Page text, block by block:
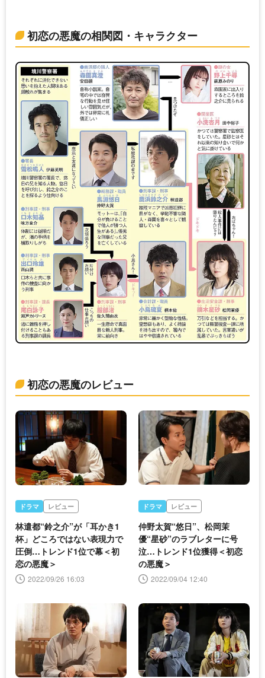
初恋の悪魔の相関図・キャラクター
初恋の悪魔のレビュー
ドラマ レビュー
林遣都“鈴之介”が「耳かき1
杯」どころではない表現力で
圧倒…トレンド1位で幕＜初
恋の悪魔＞
2022/09/26 16:03
ドラマ レビュー
仲野太賀“悠日”、松岡茉
優“星砂”のラブレターに号
泣…トレンド1位獲得＜初恋
の悪魔＞
2022/09/04 12:40